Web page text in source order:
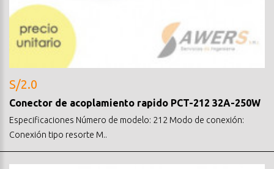
S/2.0
Conector de acoplamiento rapido PCT-212 32A-250W
Especificaciones Número de modelo: 212 Modo de conexión:
Conexión tipo resorte M..